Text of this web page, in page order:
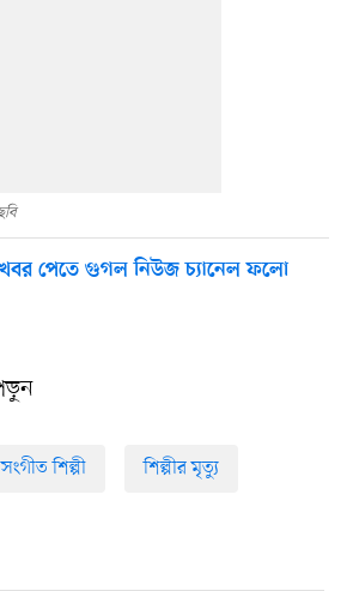
পেতে গুগল নিউজ চ্যানেল ফলো
সংগীত শিল্পী শিল্পীর মৃত্যু